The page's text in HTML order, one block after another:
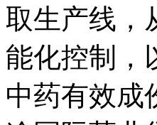
取生产线，
能化控制，
中药有效成